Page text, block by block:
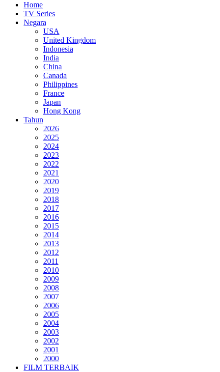
Home
TV Series
Negara
USA
United Kingdom
Indonesia
India
China
Canada
Philippines
France
Japan
Hong Kong
Tahun
2026
2025
2024
2023
2022
2021
2020
2019
2018
2017
2016
2015
2014
2013
2012
2011
2010
2009
2008
2007
2006
2005
2004
2003
2002
2001
2000
FILM TERBAIK